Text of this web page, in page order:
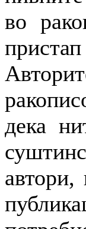
во
дека
автори,